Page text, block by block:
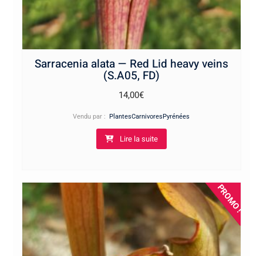
Sarracenia alata — Red Lid heavy veins
(S.A05, FD)
14,00€
Vendu par :PlantesCarnivoresPyrénées
Lire la suite
PROMO !